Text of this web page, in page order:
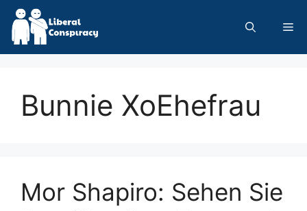
Skip
content
Bunnie XoEhefrau
Mor Shapiro: Sehen Sie